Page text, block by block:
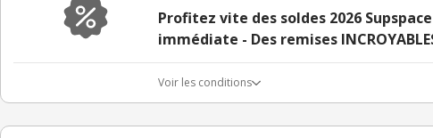
Profitez vite des soldes 2026
immédiate - Des remises
Voir les conditions